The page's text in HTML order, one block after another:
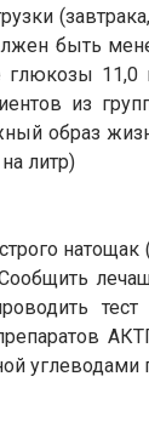
быть
11,0
из
образ
литр)
Сообщить